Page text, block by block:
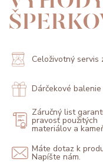
Celoživotný servis
Dárčekové
Záručný list
pravosť použitých
materiálov a
Máte dotaz k
Napíšte nám.